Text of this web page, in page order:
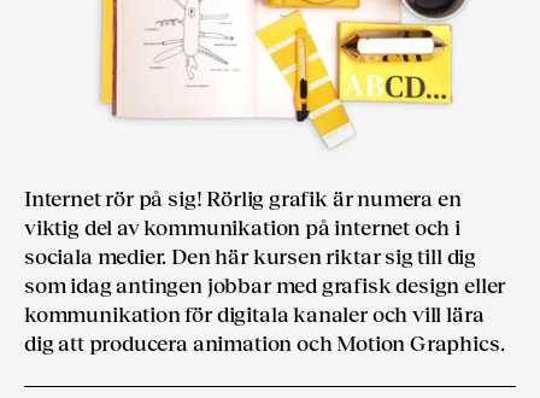
Internet rör på sig! Rörlig grafik är numera en
viktig del av kommunikation på internet och i
sociala medier. Den här kursen riktar sig till dig
som idag antingen jobbar med grafisk design eller
kommunikation för digitala kanaler och vill lära
dig att producera animation och Motion Graphics.